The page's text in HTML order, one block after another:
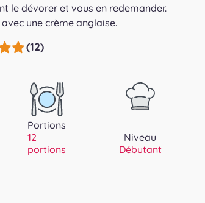
le dévorer et vous en redemander.
unecrème anglaise.
(12)
Portions
12
portions
Niveau
Débutant